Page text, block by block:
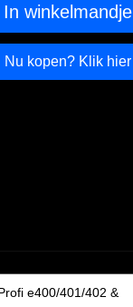
In winkelmandje
Nu kopen? Klik hier
e400/401/402 &